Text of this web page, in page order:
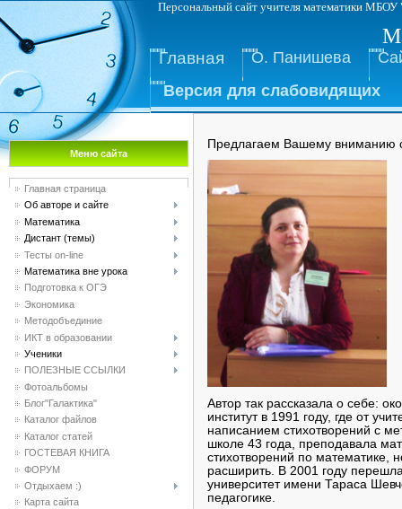
Персональный сайт учителя
Главная О. Панишева
Версия для слабовидящих
Меню сайта
Главная страница
Об авторе и сайте
Математика
Дистант (темы)
Тесты on-line
Математика вне урока
Подготовка к ОГЭ
Экономика
Методобъединие
ИКТ в образовании
Ученики
ПОЛЕЗНЫЕ ССЫЛКИ
Фотоальбомы
Блог"Галактика"
Каталог файлов
Каталог статей
ГОСТЕВАЯ КНИГА
ФОРУМ
Отдыхаем :)
Карта сайта
Предлагаем Вашему вниманию
Автор так рассказала о себе:
институт в 1991 году, где от
написанием стихотворений с
школе 43 года, преподавала
стихотворений по математике,
расширить. В 2001 году
университет имени Тараса
педагогике.